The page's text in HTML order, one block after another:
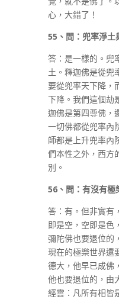
心，大錯了！
55 、問：兜率淨
答：是一樣的。兜
土。釋迦佛是從兜
要從兜率天下降，
下降。我們這個劫
迦佛是第四尊佛，
一切佛都從兜率內
師都是上升兜率內
們本性之外，西方
別。
56、問：有沒有極
答：有。但非實有
即是空，空即是色
彌陀佛也要退位的
現在的極樂世界還
德大，他早已成佛
他也要退位的，由
經雲：凡所有相皆